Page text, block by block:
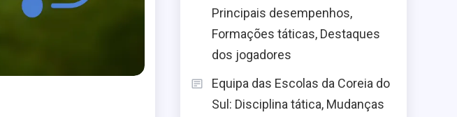
Principais desempenhos,
Formações táticas, Destaques
dos jogadores
Equipa das Escolas da Coreia do
Sul: Disciplina tática, Mudanças